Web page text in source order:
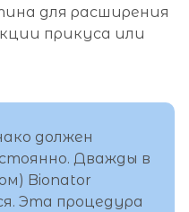
для расширения
прикуса или
должен
Дважды в
Bionator
Эта процедура